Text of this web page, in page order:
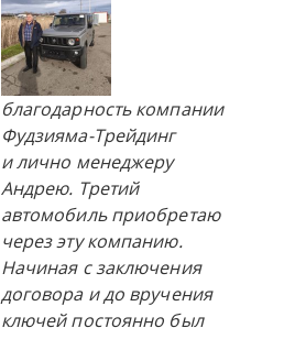
благодарность компании
Фудзияма-Трейдинг
и лично менеджеру
Андрею. Третий
автомобиль приобретаю
через эту компанию.
Начиная с заключения
договора и до вручения
ключей постоянно был